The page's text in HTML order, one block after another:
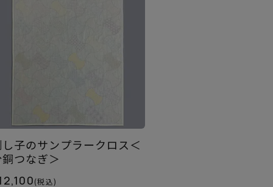
し子のサンプラークロス＜
つなぎ＞
(税込)